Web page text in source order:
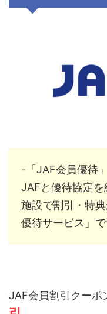
-「JAF会員優待
JAFと優待協定
施設で割引・特
優待サービス」で
JAF会員割引クーポ